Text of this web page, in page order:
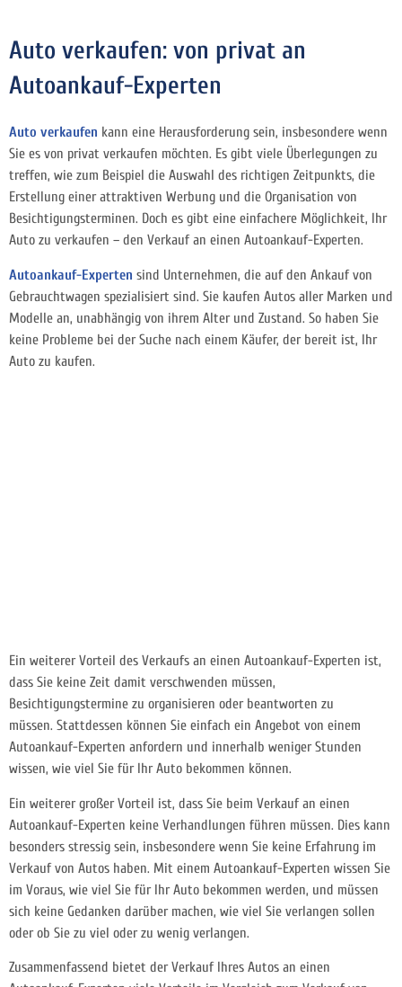
Auto verkaufen: von privat an
Autoankauf-Experten
Auto verkaufen kann eine Herausforderung sein, insbesondere wenn
Sie es von privat verkaufen möchten. Es gibt viele Überlegungen zu
treffen, wie zum Beispiel die Auswahl des richtigen Zeitpunkts, die
Erstellung einer attraktiven Werbung und die Organisation von
Besichtigungsterminen. Doch es gibt eine einfachere Möglichkeit, Ihr
Auto zu verkaufen – den Verkauf an einen Autoankauf-Experten.
Autoankauf-Experten sind Unternehmen, die auf den Ankauf von
Gebrauchtwagen spezialisiert sind. Sie kaufen Autos aller Marken und
Modelle an, unabhängig von ihrem Alter und Zustand. So haben Sie
keine Probleme bei der Suche nach einem Käufer, der bereit ist, Ihr
Auto zu kaufen.
Ein weiterer Vorteil des Verkaufs an einen Autoankauf-Experten ist,
dass Sie keine Zeit damit verschwenden müssen,
Besichtigungstermine zu organisieren oder beantworten zu
müssen. Stattdessen können Sie einfach ein Angebot von einem
Autoankauf-Experten anfordern und innerhalb weniger Stunden
wissen, wie viel Sie für Ihr Auto bekommen können.
Ein weiterer großer Vorteil ist, dass Sie beim Verkauf an einen
Autoankauf-Experten keine Verhandlungen führen müssen. Dies kann
besonders stressig sein, insbesondere wenn Sie keine Erfahrung im
Verkauf von Autos haben. Mit einem Autoankauf-Experten wissen Sie
im Voraus, wie viel Sie für Ihr Auto bekommen werden, und müssen
sich keine Gedanken darüber machen, wie viel Sie verlangen sollen
oder ob Sie zu viel oder zu wenig verlangen.
Zusammenfassend bietet der Verkauf Ihres Autos an einen